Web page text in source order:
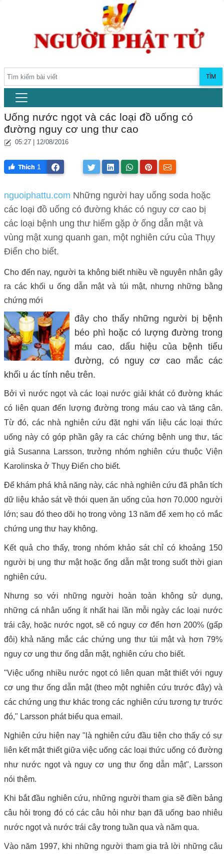
TÌM
Uống nước ngọt và các loại đồ uống có
đường nguy cơ ung thư cao
05:27 | 12/08/2016
1
nguoiphattu.com Những người hay uống soda hoặc
các loại đồ uống có đường khác có nguy cơ cao bị
các loại bệnh ung thư hiếm gặp ở ống dẫn mật và
vùng mật xung quanh gan, một nghiên cứu của Thụy
Điển cho biết.
Cho đến nay, người ta không biết nhiều về nguyên nhân gây
ra các khối u ống dẫn mật và túi mật, nhưng những bằng
chứng mới
đây cho thấy những người bị bệnh
béo phì hoặc có lượng đường trong
máu cao, dấu hiệu của bệnh tiểu
đường, có nguy cơ cao mắc các
khối u ác tính nêu trên.
Bởi vì nước ngọt và các loại nước giải khát có đường khác
có liên quan đến lượng đường trong máu cao và tăng cân.
Từ đó, các nhà nghiên cứu đặt nghi vấn liệu các loại thức
uống này có góp phần gây ra các chứng bệnh ung thư, tác
giả Susanna Larsson, trưởng nhóm nghiên cứu thuộc Viện
Karolinska ở Thụy Điển cho biết.
Để khám phá khả năng này, các nhà nghiên cứu đã phân tích
dữ liệu khảo sát về thói quen ăn uống của hơn 70.000 người
lớn; sau đó theo dõi họ trong vòng 13 năm để xem họ có mắc
chứng ung thư hay không.
Kết quả cho thấy, trong nhóm khảo sát chỉ có khoảng 150
người bị ung thư mật hoặc ống dẫn mật trong suốt thời gian
nghiên cứu.
Nhưng so với những người hoàn toàn không sử dụng,
những cá nhân uống ít nhất hai lần mỗi ngày các loại nước
trái cây, hoặc nước ngọt, sẽ có nguy cơ đến hơn 200% (gấp
đôi) khả năng mắc các chứng ung thư túi mật và hơn 79%
nguy cơ ung thư ống dẫn mật, nghiên cứu cho biết.
"Việc uống nhiều nước ngọt có liên quan mật thiết với nguy
cơ ung thư ống dẫn mật (theo một nghiên cứu trước đây) và
các chứng ung thư khác trong các nghiên cứu tương tự trước
đó," Larsson phát biểu qua email.
Nghiên cứu hiện nay "là nghiên cứu đầu tiên cho thấy có sự
liên kết mật thiết giữa việc uống các loại thức uống có đường
như nước ngọt và nguy cơ ung thư ống dẫn mật", Larsson
nói thêm.
Khi bắt đầu nghiên cứu, những người tham gia sẽ điền bảng
câu hỏi trong đó có các câu hỏi như bạn đã uống bao nhiêu
nước ngọt và nước trái cây trong tuần qua và năm qua.
Vào năm 1997, khi những người tham gia trả lời những câu